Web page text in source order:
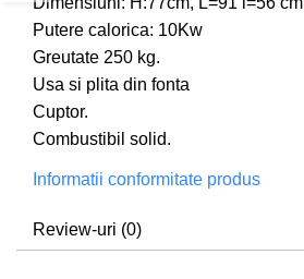
Putere calorica: 10Kw
Greutate 250 kg.
Usa si plita din fonta
Cuptor.
Combustibil solid.
Informatii conformitate produs
Review-uri (0)